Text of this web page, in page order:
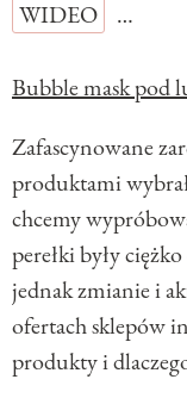
WIDEO
…
Bubble mask pod
Zafascynowane
produktami
chcemy
perełki były
jednak zmianie i
ofertach sklepów
produkty i